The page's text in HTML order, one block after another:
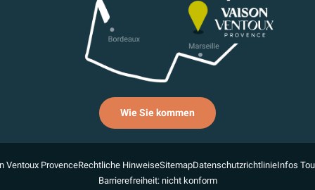
Wie Sie kommen
Ventoux ProvenceRechtliche HinweiseSitemapDatenschutzrichtlinieInfos
Barrierefreiheit: nicht konform